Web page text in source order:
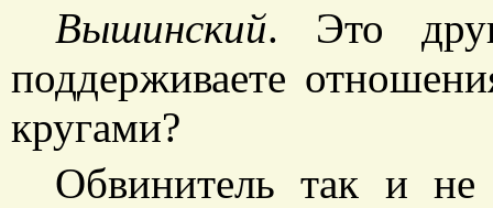
Вышинский. Это
поддерживаете
кругами?
Обвинитель так и не